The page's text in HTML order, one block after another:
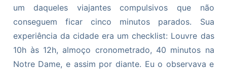
um daqueles viajantes compulsivos que não
conseguem ficar cinco minutos parados. Sua
experiência da cidade era um checklist: Louvre das
10h às 12h, almoço cronometrado, 40 minutos na
Notre Dame, e assim por diante. Eu o observava e